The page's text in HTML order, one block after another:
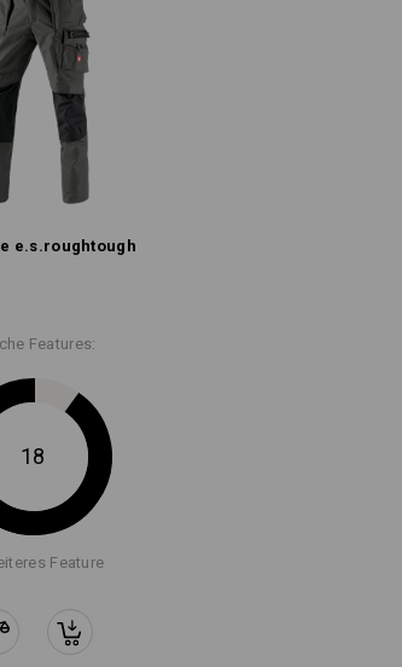
e.s.​roughtough
Features:
18
Feature